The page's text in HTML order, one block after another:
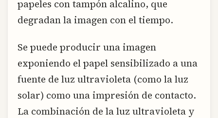
papeles con tampón alcalino, que
degradan la imagen con el tiempo.
Se puede producir una imagen
exponiendo el papel sensibilizado a una
fuente de luz ultravioleta (como la luz
solar) como una impresión de contacto.
La combinación de la luz ultravioleta y